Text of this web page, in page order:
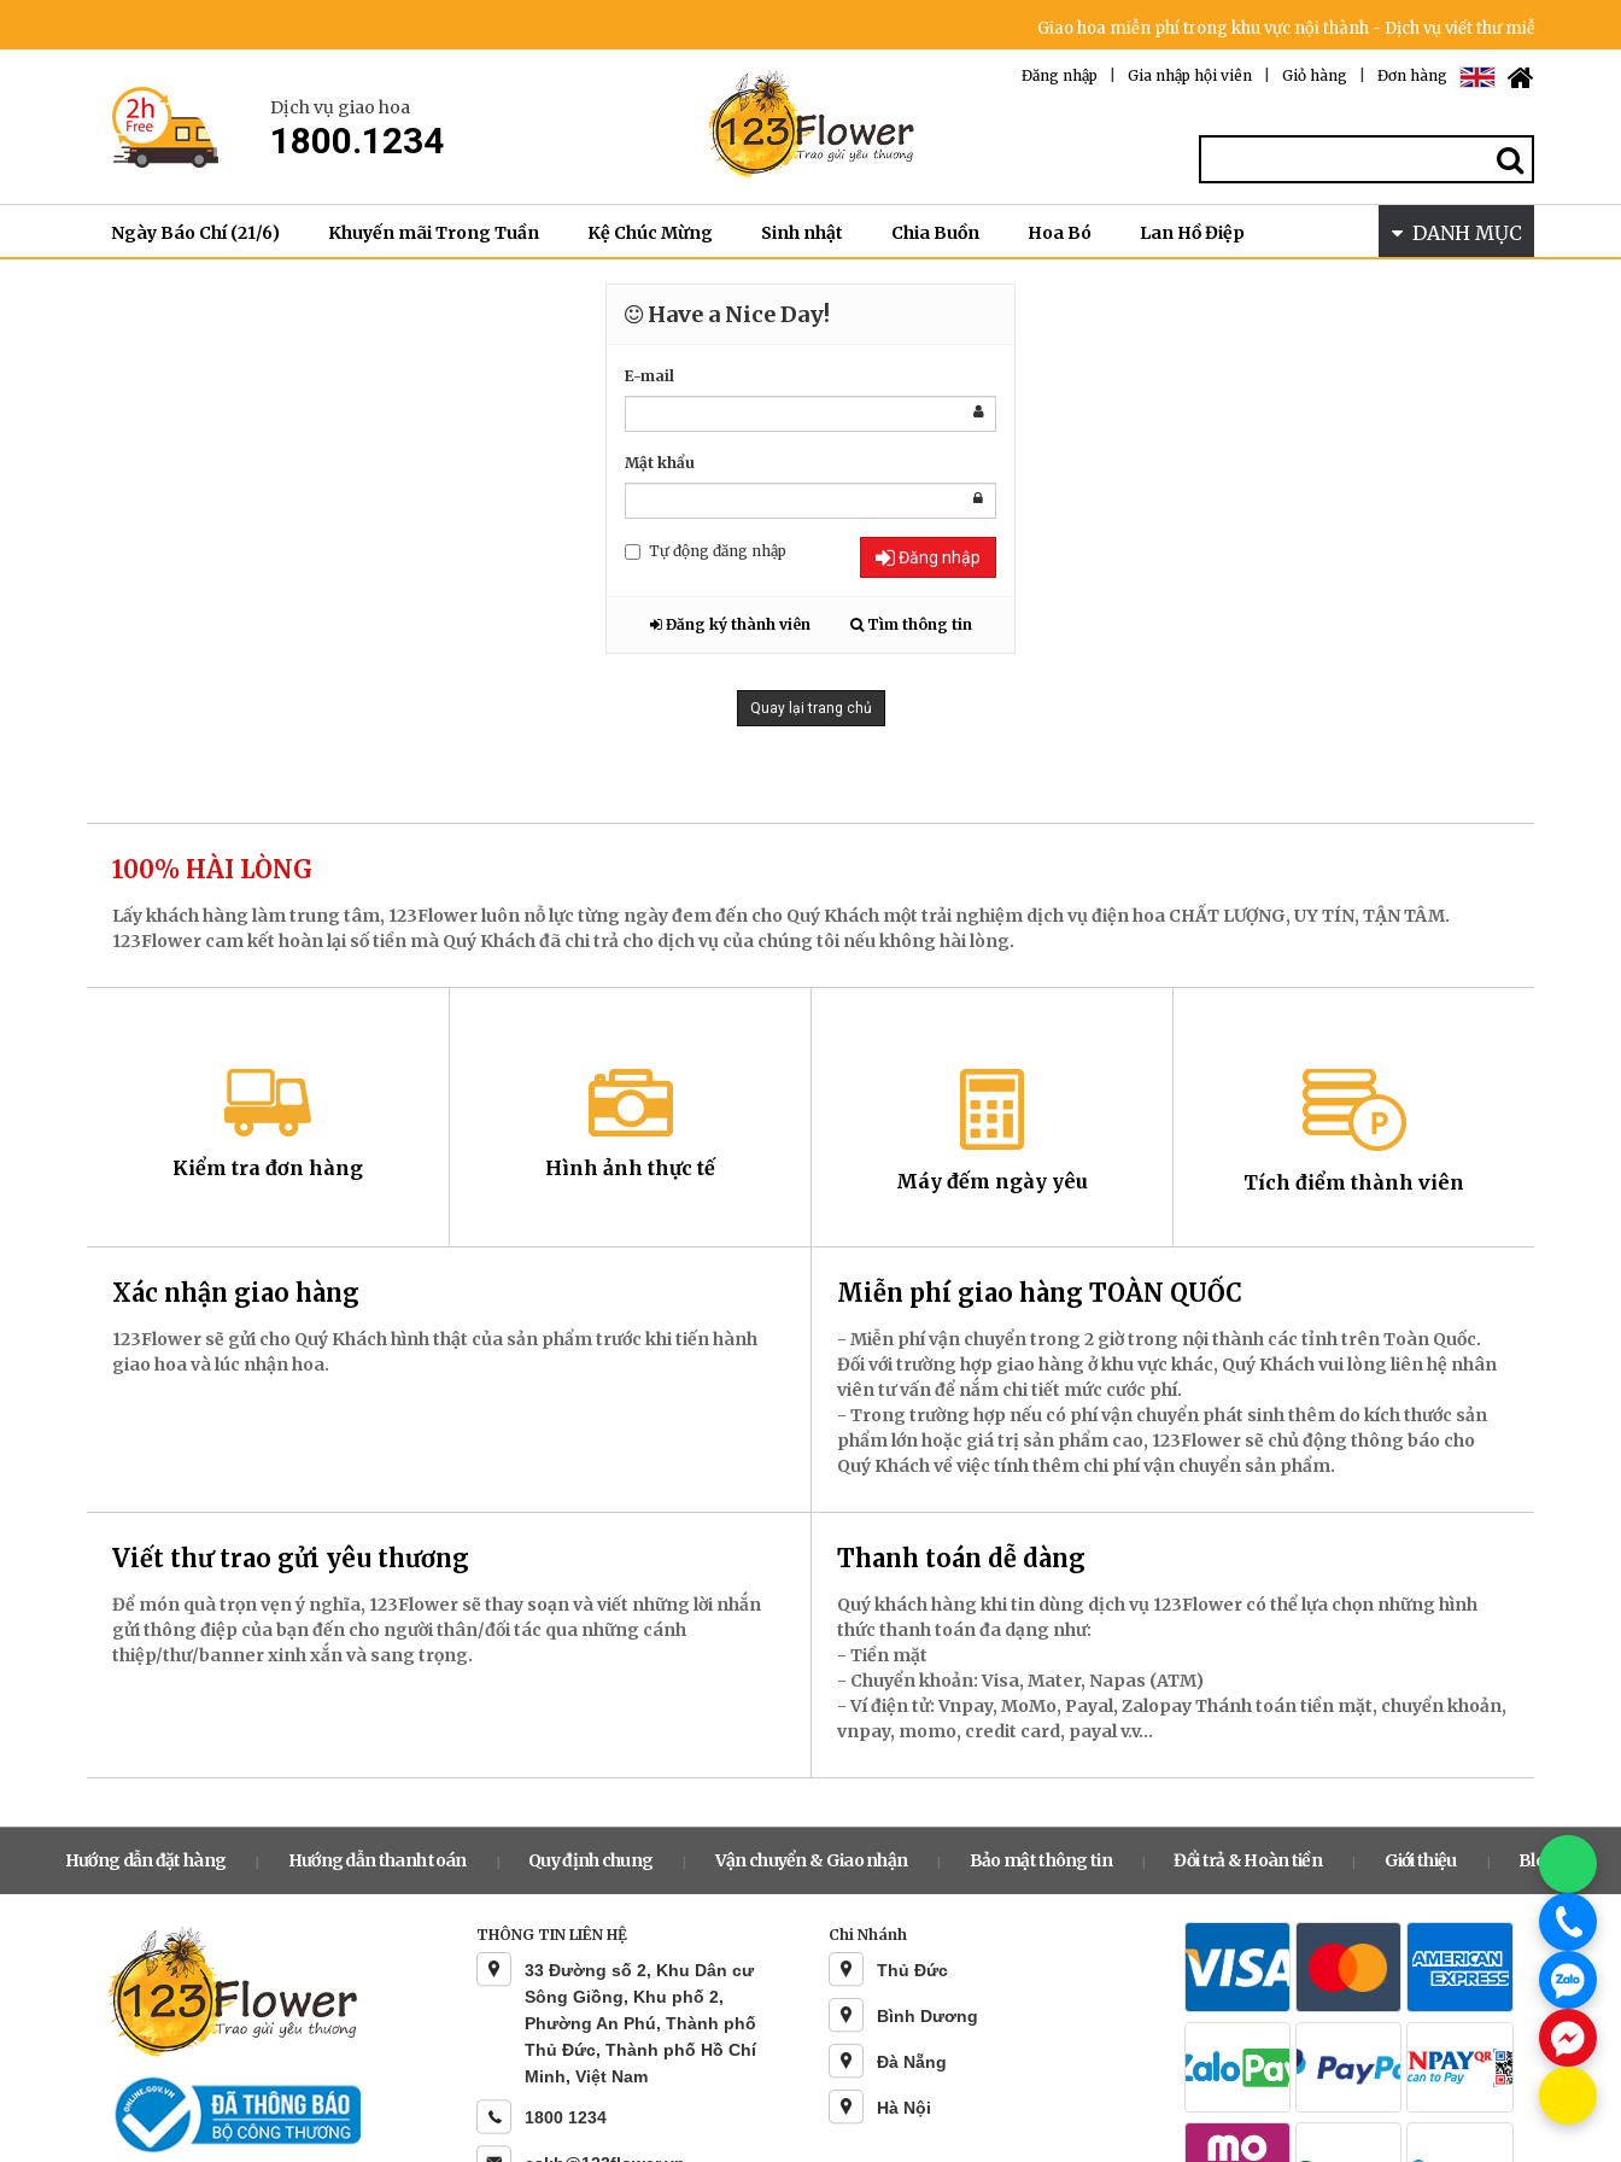
Giao hoa miễn phí trong khu vực nội thành - Dịch vụ viết thư miễn phí - Cam
Dịch vụ giao hoa
1800.1234
Đơn hàng
Giỏ hàng
Gia nhập hội viên
Đăng nhập
Ngày Báo Chí (21/6) Khuyến mãi Trong Tuần Kệ Chúc Mừng Sinh nhật Chia Buồn Hoa Bó Lan Hồ Điệp DANH MỤC
Have a Nice Day!
E-mail
Mật khẩu
Tự động đăng nhập Đăng nhập
Đăng ký thành viên Tìm thông tin
Quay lại trang chủ
100% HÀI LÒNG
Lấy khách hàng làm trung tâm, 123Flower luôn nỗ lực từng ngày đem đến cho Quý Khách một trải nghiệm dịch vụ điện hoa CHẤT LƯỢNG, UY TÍN, TẬN TÂM.
123Flower cam kết hoàn lại số tiền mà Quý Khách đã chi trả cho dịch vụ của chúng tôi nếu không hài lòng.
Kiểm tra đơn hàng Hình ảnh thực tế
Máy đếm ngày yêu Tích điểm thành viên
Xác nhận giao hàng
123Flower sẽ gửi cho Quý Khách hình thật của sản phẩm trước khi tiến hành
giao hoa và lúc nhận hoa.
Miễn phí giao hàng TOÀN QUỐC
- Miễn phí vận chuyển trong 2 giờ trong nội thành các tỉnh trên Toàn Quốc.
Đối với trường hợp giao hàng ở khu vực khác, Quý Khách vui lòng liên hệ nhân
viên tư vấn để nắm chi tiết mức cước phí.
- Trong trường hợp nếu có phí vận chuyển phát sinh thêm do kích thước sản
phẩm lớn hoặc giá trị sản phẩm cao, 123Flower sẽ chủ động thông báo cho
Quý Khách về việc tính thêm chi phí vận chuyển sản phẩm.
Viết thư trao gửi yêu thương
Để món quà trọn vẹn ý nghĩa, 123Flower sẽ thay soạn và viết những lời nhắn
gửi thông điệp của bạn đến cho người thân/đối tác qua những cánh
thiệp/thư/banner xinh xắn và sang trọng.
Thanh toán dễ dàng
Quý khách hàng khi tin dùng dịch vụ 123Flower có thể lựa chọn những hình
thức thanh toán đa dạng như:
- Tiền mặt
- Chuyển khoản: Visa, Mater, Napas (ATM)
- Ví điện tử: Vnpay, MoMo, Payal, Zalopay Thánh toán tiền mặt, chuyển khoản,
vnpay, momo, credit card, payal v.v...
Hướng dẫn đặt hàng | Hướng dẫn thanh toán | Quy định chung | Vận chuyển & Giao nhận | Bảo mật thông tin | Đổi trả & Hoàn tiền | Giới thiệu Blog
THÔNG TIN LIÊN HỆ
33 Đường số 2, Khu Dân cư
Sông Giồng, Khu phố 2,
Phường An Phú, Thành phố
Thủ Đức, Thành phố Hồ Chí
Minh, Việt Nam
1800 1234
Chi Nhánh
Thủ Đức
Bình Dương
Đà Nẵng
Hà Nội